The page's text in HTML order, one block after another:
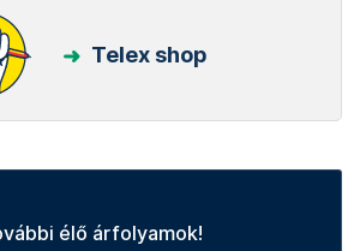
Telex shop
élő árfolyamok!